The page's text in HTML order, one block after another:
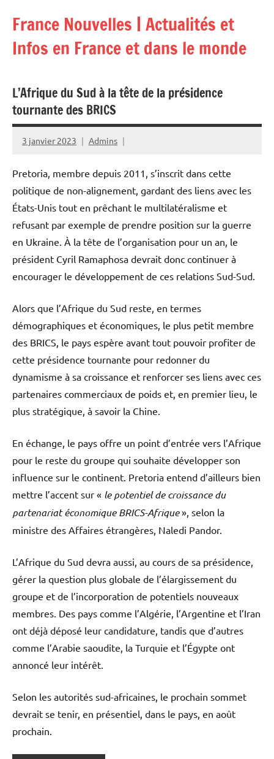
contenu
France Nouvelles | Actualités et
Infos en France et dans le monde
L’Afrique du Sud à la tête de la présidence
tournante des BRICS
3 janvier 2023 Admins
Pretoria, membre depuis 2011, s’inscrit dans cette
politique de non-alignement, gardant des liens avec les
États-Unis tout en prêchant le multilatéralisme et
refusant par exemple de prendre position sur la guerre
en Ukraine. À la tête de l’organisation pour un an, le
président Cyril Ramaphosa devrait donc continuer à
encourager le développement de ces relations Sud-Sud.
Alors que l’Afrique du Sud reste, en termes
démographiques et économiques, le plus petit membre
des BRICS, le pays espère avant tout pouvoir profiter de
cette présidence tournante pour redonner du
dynamisme à sa croissance et renforcer ses liens avec ces
partenaires commerciaux de poids et, en premier lieu, le
plus stratégique, à savoir la Chine.
En échange, le pays offre un point d’entrée vers l’Afrique
pour le reste du groupe qui souhaite développer son
influence sur le continent. Pretoria entend d’ailleurs bien
mettre l’accent sur « le potentiel de croissance du
partenariat économique BRICS-Afrique», selon la
ministre des Affaires étrangères, Naledi Pandor.
L’Afrique du Sud devra aussi, au cours de sa présidence,
gérer la question plus globale de l’élargissement du
groupe et de l’incorporation de potentiels nouveaux
membres. Des pays comme l’Algérie, l’Argentine et l’Iran
ont déjà déposé leur candidature, tandis que d’autres
comme l’Arabie saoudite, la Turquie et l’Égypte ont
annoncé leur intérêt.
Selon les autorités sud-africaines, le prochain sommet
devrait se tenir, en présentiel, dans le pays, en août
prochain.